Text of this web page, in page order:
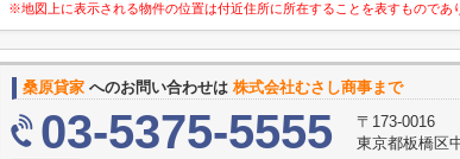
※地図上に表示される物件の位置は付近住所に所在することを表すものであ
桑原貸家 へのお問い合わせは 株式会社むさし商事まで
03-5375-5555
〒173-0016
東京都板橋区